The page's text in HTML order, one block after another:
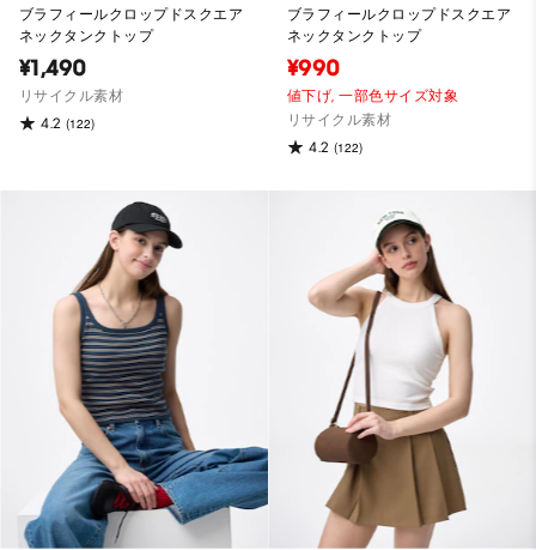
ブラフィールクロップドスクエア
ネックタンクトップ
¥1,490
リサイクル素材
4.2 (122)
ブラフィールクロップドスクエア
ネックタンクトップ
¥990
値下げ,一部色サイズ対象
リサイクル素材
4.2 (122)